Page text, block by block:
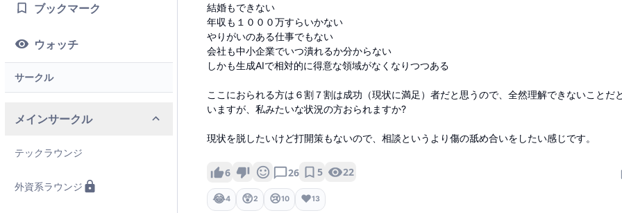
ブックマーク
ウォッチ
サークル
メインサークル
テックラウンジ
外資系ラウンジ
結婚もできない
年収も１０００万すらいかない
やりがいのある仕事でもない
会社も中小企業でいつ潰れるか分からない
しかも生成AIで相対的に得意な領域がなくなりつつある
ここにおられる方は６割７割は成功（現状に満足）者だと思うので、全然理解できないことだ
いますが、私みたいな状況の方おられますか?
現状を脱したいけど打開策もないので、相談というより傷の舐め合いをしたい感じです。
6 26 5 22
😂4 😲2 😢10 ❤️13